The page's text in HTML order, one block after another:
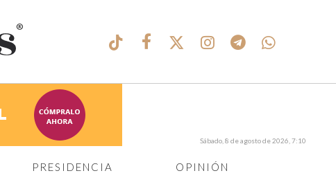
®
PRESIDENCIA OPINIÓN
Sábado, 8 de agosto de 2026, 7:10